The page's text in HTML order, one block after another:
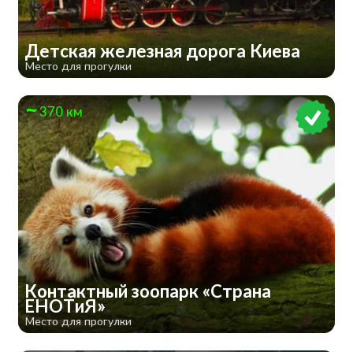
Детская железная дорога Киева
Место для прогулки
370 км
Контактный зоопарк «Страна
ЕНОТиЯ»
Место для прогулки